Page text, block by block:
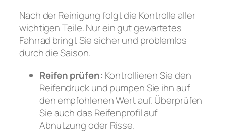
Nach der Reinigung folgt die Kontrolle aller
wichtigen Teile. Nur ein gut gewartetes
Fahrrad bringt Sie sicher und problemlos
durch die Saison.
Reifen prüfen: Kontrollieren Sie den
Reifendruck und pumpen Sie ihn auf
den empfohlenen Wert auf. Überprüfen
Sie auch das Reifenprofil auf
Abnutzung oder Risse.